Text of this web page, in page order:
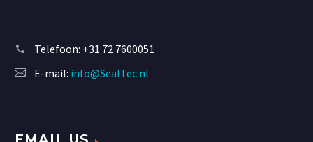
Telefoon: +31 72 7600051
E-mail: info@SealTec.nl